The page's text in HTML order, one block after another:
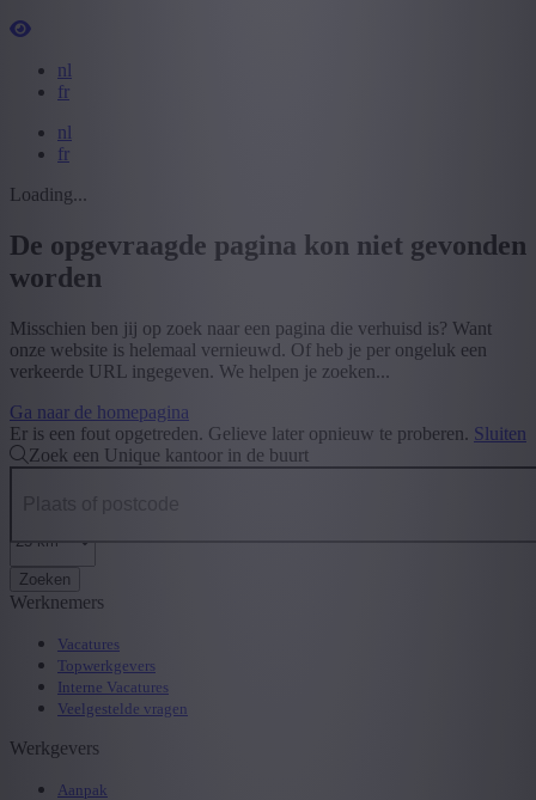
nl
fr
nl
fr
Loading...
De opgevraagde pagina kon niet gevonden
worden
Misschien ben jij op zoek naar een pagina die verhuisd is? Want
onze website is helemaal vernieuwd. Of heb je per ongeluk een
verkeerde URL ingegeven. We helpen je zoeken...
Ga naar de homepagina
Er is een fout opgetreden. Gelieve later opnieuw te proberen. Sluiten
Zoek een Unique kantoor in de buurt
Zoeken
Werknemers
Vacatures
Topwerkgevers
Interne Vacatures
Veelgestelde vragen
Werkgevers
Aanpak